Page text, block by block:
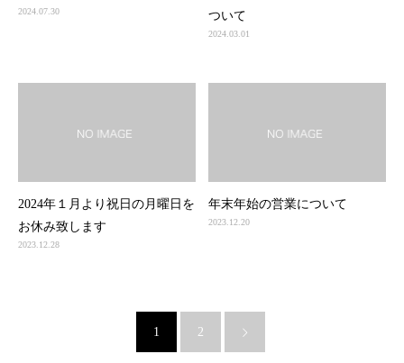
2024.07.30
ついて
2024.03.01
2024年１月より祝日の月曜日を
お休み致します
2023.12.28
年末年始の営業について
2023.12.20
1 2